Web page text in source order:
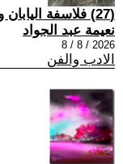
(27) فلاسفة اليابان والشَّرق: ساموراي ومماليك
نعيمة عبد الجواد
2026 / 8 / 8
الادب والفن